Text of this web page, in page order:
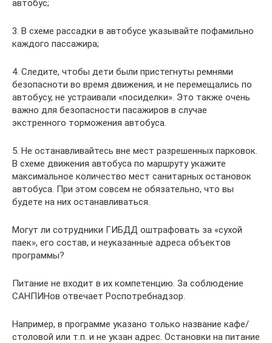
автобус;
3. В схеме рассадки в автобусе указывайте пофамильно
каждого пассажира;
4. Следите, чтобы дети были пристегнуты ремнями
безопасноти во время движения, и не перемещались по
автобусу, не устраивали «посиделки». Это также очень
важно для безопасности пасажиров в случае
экстренного торможения автобуса.
5. Не останавливайтесь вне мест разрешенных парковок.
В схеме движения автобуса по маршруту укажите
максимальное количество мест санитарных остановок
автобуса. При этом совсем не обязательно, что вы
будете на них останавливаться.
Могут ли сотрудники ГИБДД оштрафовать за «сухой
паек», его состав, и неуказанные адреса объектов
программы?
Питание не входит в их компетенцию. За соблюдение
САНПИНов отвечает Роспотребнадзор.
Например, в программе указано только название кафе/
столовой или т.п. и не укзан адрес. Остановки на питание